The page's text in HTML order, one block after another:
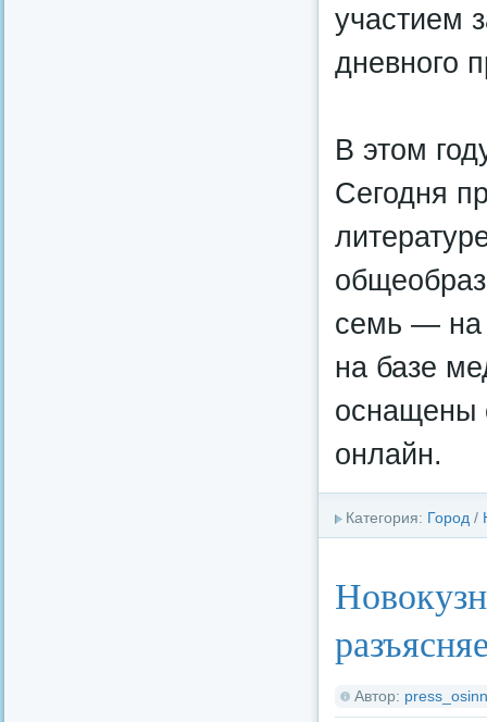
участием
дневного
В этом
Сегодня
семь — на
на базе
оснащены
онлайн.
Категория: Город /
Автор: